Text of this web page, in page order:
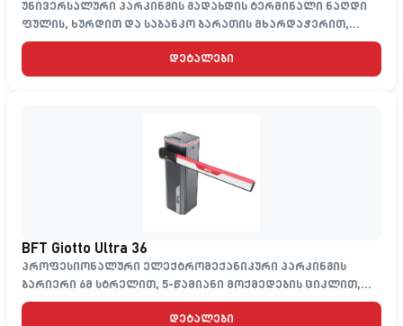
უნივერსალური პარკინგის გადახდის ტერმინალი ნაღდი
ფულის, ხურდით და საბანკო ბარათის მხარდაჭერით,
ბარიერის ავტომატური კონტროლითა და ფისკალიზაციით
დეტალები
BFT Giotto Ultra 36
პროფესიონალური ელექტრომექანიკური პარკინგის
ბარიერი 6მ სტრელით, 5-წამიანი მოქმედების ციკლით,
230V კვებით
დეტალები